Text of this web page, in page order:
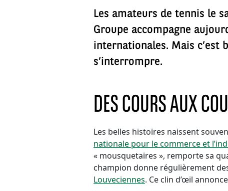
Les amateurs de tennis le
Groupe accompagne
internationales. Mais c’est
s’interrompre.
DES COURS AUX
Les belles histoires naissent
nationale pour le commerce et
« mousquetaires », remporte sa
champion donne régulièrement
Louveciennes. Ce clin d’œil